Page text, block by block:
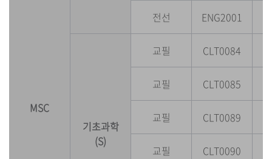
MSC
전선 ENG2001
기초과학
(S)
교필 CLT0084
교필 CLT0085
교필 CLT0089
교필 CLT0090